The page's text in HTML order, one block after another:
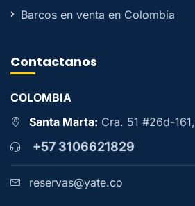
Barcos en venta en Colombia
Contactanos
COLOMBIA
Santa Marta: Cra. 51 #26d-
+57 3106621829
reservas@yate.co